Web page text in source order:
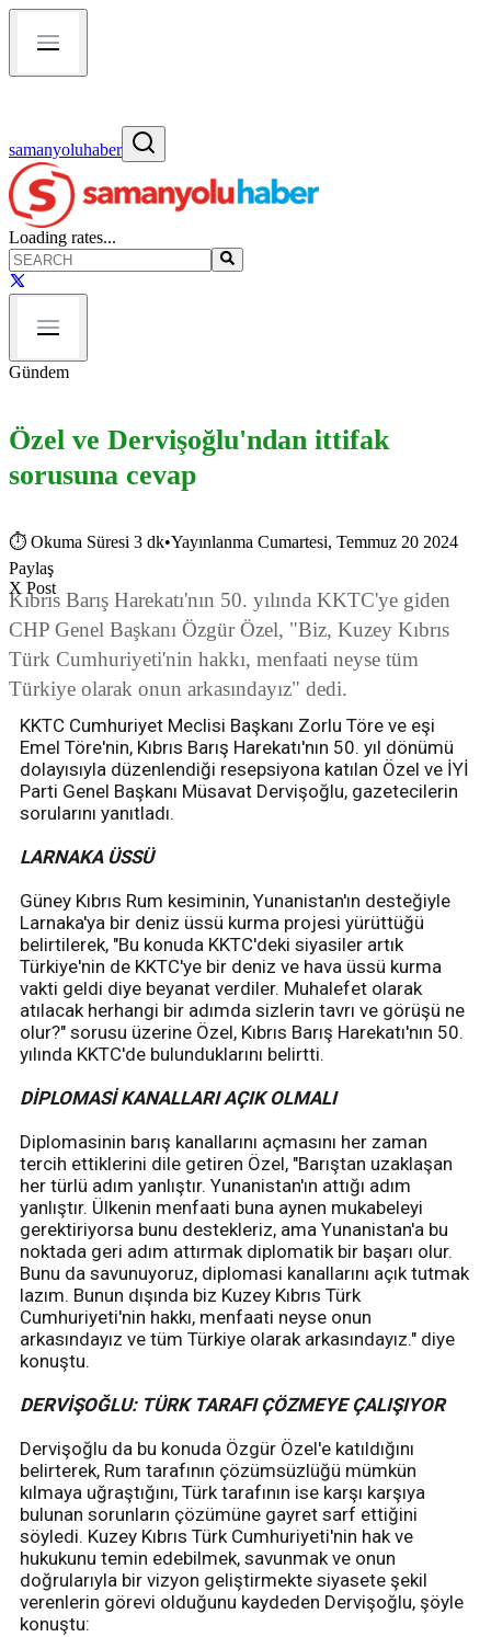
samanyoluhaber
Loading rates...
Gündem
Özel ve Dervişoğlu'ndan ittifak
sorusuna cevap
⏱ Okuma Süresi 3 dk•Yayınlanma Cumartesi, Temmuz 20 2024
Paylaş
X Post
Kıbrıs Barış Harekatı'nın 50. yılında KKTC'ye giden
CHP Genel Başkanı Özgür Özel, "Biz, Kuzey Kıbrıs
Türk Cumhuriyeti'nin hakkı, menfaati neyse tüm
Türkiye olarak onun arkasındayız" dedi.
KKTC Cumhuriyet Meclisi Başkanı Zorlu Töre ve eşi
Emel Töre'nin, Kıbrıs Barış Harekatı'nın 50. yıl dönümü
dolayısıyla düzenlendiği resepsiyona katılan Özel ve İYİ
Parti Genel Başkanı Müsavat Dervişoğlu, gazetecilerin
sorularını yanıtladı.
LARNAKA ÜSSÜ
Güney Kıbrıs Rum kesiminin, Yunanistan'ın desteğiyle
Larnaka'ya bir deniz üssü kurma projesi yürüttüğü
belirtilerek, "Bu konuda KKTC'deki siyasiler artık
Türkiye'nin de KKTC'ye bir deniz ve hava üssü kurma
vakti geldi diye beyanat verdiler. Muhalefet olarak
atılacak herhangi bir adımda sizlerin tavrı ve görüşü ne
olur?" sorusu üzerine Özel, Kıbrıs Barış Harekatı'nın 50.
yılında KKTC'de bulunduklarını belirtti.
DİPLOMASİ KANALLARI AÇIK OLMALI
Diplomasinin barış kanallarını açmasını her zaman
tercih ettiklerini dile getiren Özel, "Barıştan uzaklaşan
her türlü adım yanlıştır. Yunanistan'ın attığı adım
yanlıştır. Ülkenin menfaati buna aynen mukabeleyi
gerektiriyorsa bunu destekleriz, ama Yunanistan'a bu
noktada geri adım attırmak diplomatik bir başarı olur.
Bunu da savunuyoruz, diplomasi kanallarını açık tutmak
lazım. Bunun dışında biz Kuzey Kıbrıs Türk
Cumhuriyeti'nin hakkı, menfaati neyse onun
arkasındayız ve tüm Türkiye olarak arkasındayız." diye
konuştu.
DERVİŞOĞLU: TÜRK TARAFI ÇÖZMEYE ÇALIŞIYOR
Dervişoğlu da bu konuda Özgür Özel'e katıldığını
belirterek, Rum tarafının çözümsüzlüğü mümkün
kılmaya uğraştığını, Türk tarafının ise karşı karşıya
bulunan sorunların çözümüne gayret sarf ettiğini
söyledi. Kuzey Kıbrıs Türk Cumhuriyeti'nin hak ve
hukukunu temin edebilmek, savunmak ve onun
doğrularıyla bir vizyon geliştirmekte siyasete şekil
verenlerin görevi olduğunu kaydeden Dervişoğlu, şöyle
konuştu: